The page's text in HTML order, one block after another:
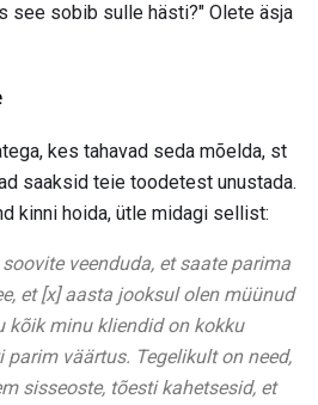
see sobib sulle hästi?" Olete äsja
kes tahavad seda mõelda, st
saaksid teie toodetest unustada.
kinni hoida, ütle midagi sellist:
veenduda, et saate parima
et [x] aasta jooksul olen müünud
kõik minu kliendid on kokku
parim väärtus. Tegelikult on need,
sisseoste, tõesti kahetsesid, et